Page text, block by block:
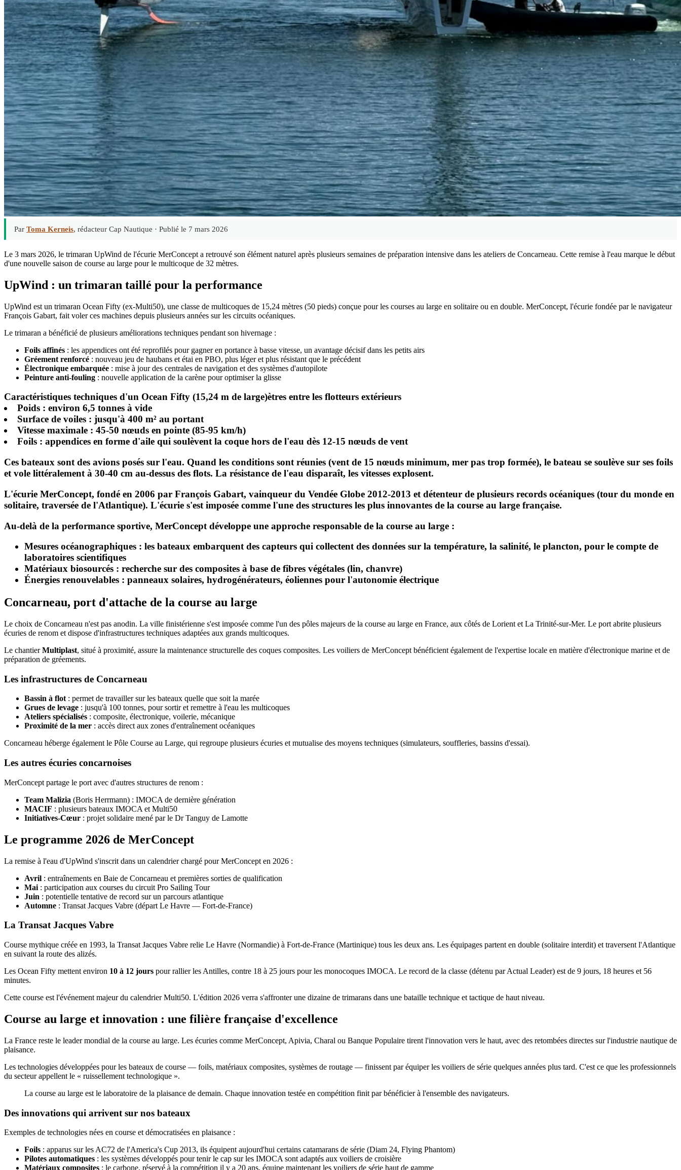
Par Toma Kerneis, rédacteur Cap Nautique · Publié le 7 mars 2026
Le 3 mars 2026, le trimaran UpWind de l'écurie MerConcept a retrouvé son élément naturel après plusieurs semaines de préparation intensive dans les ateliers de Concarneau. Cette remise à l'eau marque le début
d'une nouvelle saison de course au large pour le multicoque de 32 mètres.
UpWind : un trimaran taillé pour la performance
UpWind est un trimaran Ocean Fifty (ex-Multi50), une classe de multicoques de 15,24 mètres (50 pieds) conçue pour les courses au large en solitaire ou en double. MerConcept, l'écurie fondée par le navigateur
François Gabart, fait voler ces machines depuis plusieurs années sur les circuits océaniques.
Le trimaran a bénéficié de plusieurs améliorations techniques pendant son hivernage :
Foils affinés : les appendices ont été reprofilés pour gagner en portance à basse vitesse, un avantage décisif dans les petits airs
Gréement renforcé : nouveau jeu de haubans et étai en PBO, plus léger et plus résistant que le précédent
Électronique embarquée : mise à jour des centrales de navigation et des systèmes d'autopilote
Peinture anti-fouling : nouvelle application de la carène pour optimiser la glisse
Caractéristiques techniques d'un Ocean Fifty (15,24 m de large)ètres entre les flotteurs extérieurs
Poids: environ 6,5 tonnes à vide
Surface de voiles: jusqu'à 400 m² au portant
Vitesse maximale: 45-50 nœuds en pointe (85-95 km/h)
Foils: appendices en forme d'aile qui soulèvent la coque hors de l'eau dès 12-15 nœuds de vent
Ces bateaux sont des avions posés sur l'eau. Quand les conditions sont réunies (vent de 15 nœuds minimum, mer pas trop formée), le bateau se soulève sur ses foils
et vole littéralement à 30-40 cm au-dessus des flots. La résistance de l'eau disparaît, les vitesses explosent.
L'écurie MerConcept, fondé en 2006 par François Gabart, vainqueur du Vendée Globe 2012-2013 et détenteur de plusieurs records océaniques (tour du monde en
solitaire, traversée de l'Atlantique). L'écurie s'est imposée comme l'une des structures les plus innovantes de la course au large française.
Au-delà de la performance sportive, MerConcept développe une approche responsable de la course au large :
Mesures océanographiques : les bateaux embarquent des capteurs qui collectent des données sur la température, la salinité, le plancton, pour le compte de
laboratoires scientifiques
Matériaux biosourcés : recherche sur des composites à base de fibres végétales (lin, chanvre)
Énergies renouvelables : panneaux solaires, hydrogénérateurs, éoliennes pour l'autonomie électrique
Concarneau, port d'attache de la course au large
Le choix de Concarneau n'est pas anodin. La ville finistérienne s'est imposée comme l'un des pôles majeurs de la course au large en France, aux côtés de Lorient et La Trinité-sur-Mer. Le port abrite plusieurs
écuries de renom et dispose d'infrastructures techniques adaptées aux grands multicoques.
Le chantierMultiplast, situé à proximité, assure la maintenance structurelle des coques composites. Les voiliers de MerConcept bénéficient également de l'expertise locale en matière d'électronique marine et de
préparation de gréements.
Les infrastructures de Concarneau
Bassin à flot: permet de travailler sur les bateaux quelle que soit la marée
Grues de levage : jusqu'à 100 tonnes, pour sortir et remettre à l'eau les multicoques
Ateliers spécialisés : composite, électronique, voilerie, mécanique
Proximité de la mer : accès direct aux zones d'entraînement océaniques
Concarneau héberge également le Pôle Course au Large, qui regroupe plusieurs écuries et mutualise des moyens techniques (simulateurs, souffleries, bassins d'essai).
Les autres écuries concarnoises
MerConcept partage le port avec d'autres structures de renom :
Team Malizia (Boris Herrmann) : IMOCA de dernière génération
MACIF : plusieurs bateaux IMOCA et Multi50
Initiatives-Cœur : projet solidaire mené par le Dr Tanguy de Lamotte
Le programme 2026 de MerConcept
La remise à l'eau d'UpWind s'inscrit dans un calendrier chargé pour MerConcept en 2026 :
Avril : entraînements en Baie de Concarneau et premières sorties de qualification
Mai : participation aux courses du circuit Pro Sailing Tour
Juin : potentielle tentative de record sur un parcours atlantique
Automne : Transat Jacques Vabre (départ Le Havre — Fort-de-France)
La Transat Jacques Vabre
Course mythique créée en 1993, la Transat Jacques Vabre relie Le Havre (Normandie) à Fort-de-France (Martinique) tous les deux ans. Les équipages partent en double (solitaire interdit) et traversent l'Atlantique
en suivant la route des alizés.
Les Ocean Fifty mettent environ 10 à 12 jours pour rallier les Antilles, contre 18 à 25 jours pour les monocoques IMOCA. Le record de la classe (détenu par Actual Leader) est de 9 jours, 18 heures et 56
minutes.
Cette course est l'événement majeur du calendrier Multi50. L'édition 2026 verra s'affronter une dizaine de trimarans dans une bataille technique et tactique de haut niveau.
Course au large et innovation : une filière française d'excellence
La France reste le leader mondial de la course au large. Les écuries comme MerConcept, Apivia, Charal ou Banque Populaire tirent l'innovation vers le haut, avec des retombées directes sur l'industrie nautique de
plaisance.
Les technologies développées pour les bateaux de course — foils, matériaux composites, systèmes de routage — finissent par équiper les voiliers de série quelques années plus tard. C'est ce que les professionnels
du secteur appellent le « ruissellement technologique ».
La course au large est le laboratoire de la plaisance de demain. Chaque innovation testée en compétition finit par bénéficier à l'ensemble des navigateurs.
Des innovations qui arrivent sur nos bateaux
Exemples de technologies nées en course et démocratisées en plaisance :
Foils : apparus sur les AC72 de l'America's Cup 2013, ils équipent aujourd'hui certains catamarans de série (Diam 24, Flying Phantom)
Pilotes automatiques : les systèmes développés pour tenir le cap sur les IMOCA sont adaptés aux voiliers de croisière
Matériaux composites : le carbone, réservé à la compétition il y a 20 ans, équipe maintenant les voiliers de série haut de gamme